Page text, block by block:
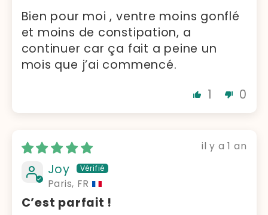
Bien pour moi , ventre moins gonflé
et moins de constipation, a
continuer car ça fait a peine un
mois que j’ai commencé.
1
0
il y a 1 an
Joy
Paris, FR
C’est parfait !